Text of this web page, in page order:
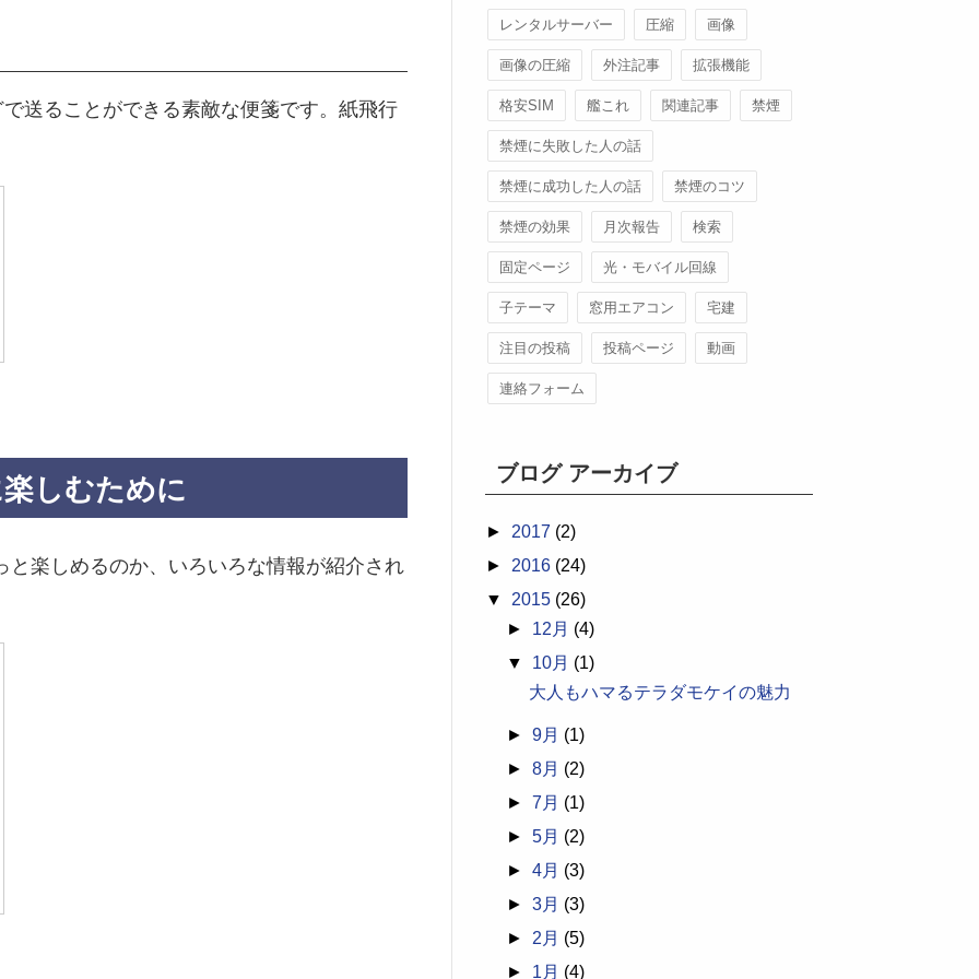
送ることができる素敵な便箋です。紙飛行
しむために
楽しめるのか、いろいろな情報が紹介され
レンタルサーバー 圧縮 画像
画像の圧縮 外注記事 拡張機能
格安SIM 艦これ 関連記事 禁煙
禁煙に失敗した人の話
禁煙に成功した人の話 禁煙のコツ
禁煙の効果 月次報告 検索
固定ページ 光・モバイル回線
子テーマ 窓用エアコン 宅建
注目の投稿 投稿ページ 動画
連絡フォーム
ブログ アーカイブ
► 2017 (2)
► 2016 (24)
▼ 2015 (26)
► 12月 (4)
▼ 10月 (1)
大人もハマるテラダモケイの魅力
►9月 (1)
►8月 (2)
►7月 (1)
►5月 (2)
►4月 (3)
►3月 (3)
► 2月 (5)
► 1月 (4)